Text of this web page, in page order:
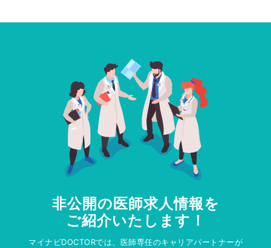
非公開の医師求人情報を
ご紹介いたします！
マイナビDOCTORでは、医師専任のキャリアパートナーが